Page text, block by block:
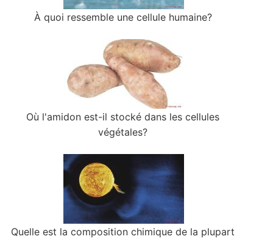
À quoi ressemble une cellule humaine?
Où l'amidon est-il stocké dans les cellules
végétales?
Quelle est la composition chimique de la plupart